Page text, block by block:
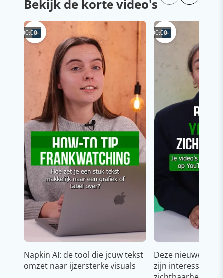
Bekijk de korte video's
00:00
Napkin AI: de tool die jouw tekst
omzet naar ijzersterke visuals
00:00
Deze nieuwe
zijn interessant